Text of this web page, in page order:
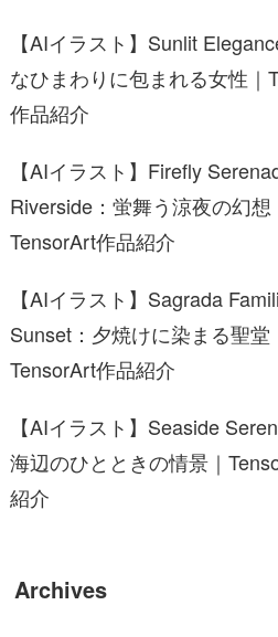
【AIイラスト】Sunlit
なひまわりに包まれる女性｜
作品紹介
【AIイラスト】Firefly
Riverside：蛍舞う涼夜の幻想
TensorArt作品紹介
【AIイラスト】Sagrada
Sunset：夕焼けに染まる聖堂
TensorArt作品紹介
【AIイラスト】Seaside
海辺のひとときの情景｜
紹介
Archives